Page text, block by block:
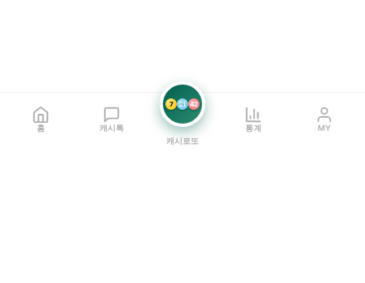
홈 캐시톡
7 21 42
캐시로또
통계 MY